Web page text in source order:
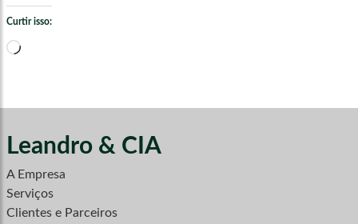
Curtir isso:
Carregando...
Leandro & CIA
A Empresa
Serviços
Clientes e Parceiros